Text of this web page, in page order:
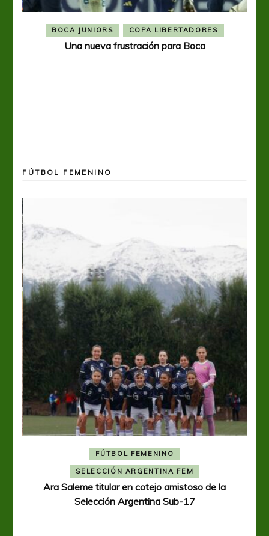
BOCA JUNIORS COPA LIBERTADORES
Una nueva frustración para Boca
FÚTBOL FEMENINO
FÚTBOL FEMENINO
SELECCIÓN ARGENTINA FEM
Ara Saleme titular en cotejo amistoso de la
Selección Argentina Sub-17